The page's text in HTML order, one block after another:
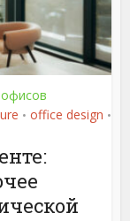
• office design •